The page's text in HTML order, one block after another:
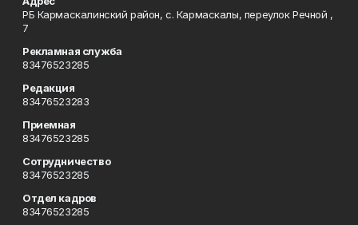
РБ Кармаскалинский район, с. Кармаскалы, переулок Речной ,
7
Рекламная служба
83476523285
Редакция
83476523283
Приемная
83476523285
Сотрудничество
83476523285
Отдел кадров
83476523285